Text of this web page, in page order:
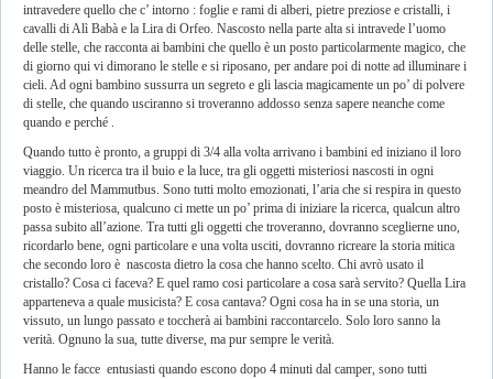
intravedere quello che c’ intorno : foglie e rami di alberi, pietre preziose e cristalli, i
cavalli di Alì Babà e la Lira di Orfeo. Nascosto nella parte alta si intravede l’uomo
delle stelle, che racconta ai bambini che quello è un posto particolarmente magico, che
di giorno qui vi dimorano le stelle e si riposano, per andare poi di notte ad illuminare i
cieli. Ad ogni bambino sussurra un segreto e gli lascia magicamente un po’ di polvere
di stelle, che quando usciranno si troveranno addosso senza sapere neanche come
quando e perché .
Quando tutto è pronto, a gruppi di 3/4 alla volta arrivano i bambini ed iniziano il loro
viaggio. Un ricerca tra il buio e la luce, tra gli oggetti misteriosi nascosti in ogni
meandro del Mammutbus. Sono tutti molto emozionati, l’aria che si respira in questo
posto è misteriosa, qualcuno ci mette un po’ prima di iniziare la ricerca, qualcun altro
passa subito all’azione. Tra tutti gli oggetti che troveranno, dovranno sceglierne uno,
ricordarlo bene, ogni particolare e una volta usciti, dovranno ricreare la storia mitica
che secondo loro è nascosta dietro la cosa che hanno scelto. Chi avrò usato il
cristallo? Cosa ci faceva? E quel ramo cosi particolare a cosa sarà servito? Quella Lira
apparteneva a quale musicista? E cosa cantava? Ogni cosa ha in se una storia, un
vissuto, un lungo passato e toccherà ai bambini raccontarcelo. Solo loro sanno la
verità. Ognuno la sua, tutte diverse, ma pur sempre le verità.
Hanno le facce entusiasti quando escono dopo 4 minuti dal camper, sono tutti